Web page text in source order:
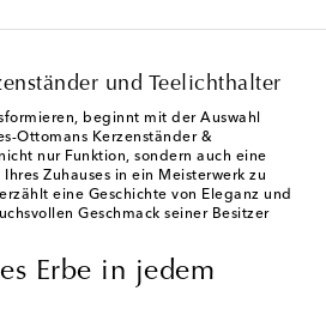
und Teelichthalter
beginnt mit der Auswahl
Ottomans Kerzenständer &
nur Funktion, sondern auch eine
Zuhauses in ein Meisterwerk zu
eine Geschichte von Eleganz und
Geschmack seiner Besitzer
Erbe in jedem